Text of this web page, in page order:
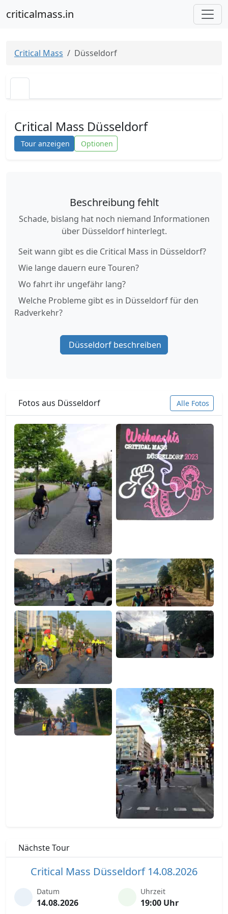
criticalmass.in
Critical Mass Düsseldorf
Critical Mass Düsseldorf
Tour anzeigen Optionen
Beschreibung fehlt
Schade, bislang hat noch niemand Informationen
über Düsseldorf hinterlegt.
Seit wann gibt es die Critical Mass in Düsseldorf?
Wie lange dauern eure Touren?
Wo fahrt ihr ungefähr lang?
Welche Probleme gibt es in Düsseldorf für den
Radverkehr?
Düsseldorf beschreiben
Fotos aus Düsseldorf Alle Fotos
Nächste Tour
Critical Mass Düsseldorf 14.08.2026
Datum
14.08.2026
Uhrzeit
19:00 Uhr